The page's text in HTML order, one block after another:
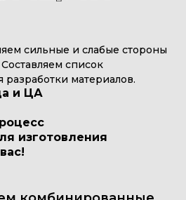
сильные и слабые стороны
список
материалов.
и ЦА
изготовления